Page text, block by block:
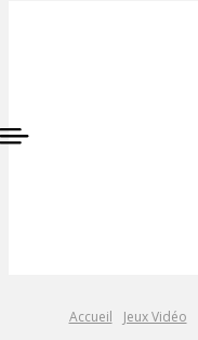
Accueil Jeux Vidéo